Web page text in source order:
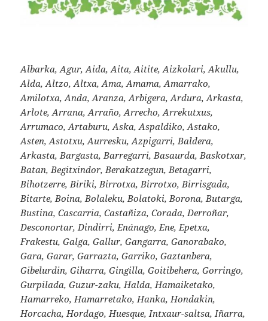
Albarka, Agur, Aida, Aita, Aitite, Aizkolari, Akullu,
Alda, Altzo, Altxa, Ama, Amama, Amarrako,
Amilotxa, Anda, Aranza, Arbigera, Ardura, Arkasta,
Arlote, Arrana, Arraño, Arrecho, Arrekutxus,
Arrumaco, Artaburu, Aska, Aspaldiko, Astako,
Asten, Astotxu, Aurresku, Azpigarri, Baldera,
Arkasta, Bargasta, Barregarri, Basaurda, Baskotxar,
Batan, Begitxindor, Berakatzegun, Betagarri,
Bihotzerre, Biriki, Birrotxa, Birrotxo, Birrisgada,
Bitarte, Boina, Bolaleku, Bolatoki, Borona, Butarga,
Bustina, Cascarria, Castañiza, Corada, Derroñar,
Desconortar, Dindirri, Enánago, Ene, Epetxa,
Frakestu, Galga, Gallur, Gangarra, Ganorabako,
Gara, Garar, Garrazta, Garriko, Gaztanbera,
Gibelurdin, Giharra, Gingilla, Goitibehera, Gorringo,
Gurpilada, Guzur-zaku, Halda, Hamaiketako,
Hamarreko, Hamarretako, Hanka, Hondakin,
Horcacha, Hordago, Huesque, Intxaur-saltsa, Iñarra,